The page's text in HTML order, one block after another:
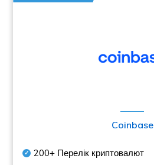
Coinbase
200+ Перелік криптовалют